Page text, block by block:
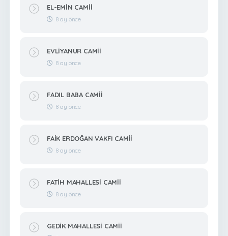
EL-EMİN CAMİİ
8 ay önce
EVLİYANUR CAMİİ
8 ay önce
FADIL BABA CAMİİ
8 ay önce
FAİK ERDOĞAN VAKFI CAMİİ
8 ay önce
FATİH MAHALLESİ CAMİİ
8 ay önce
GEDİK MAHALLESİ CAMİİ